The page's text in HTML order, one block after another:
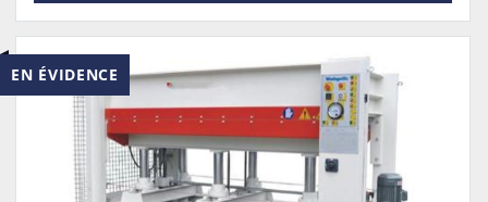
EN ÉVIDENCE